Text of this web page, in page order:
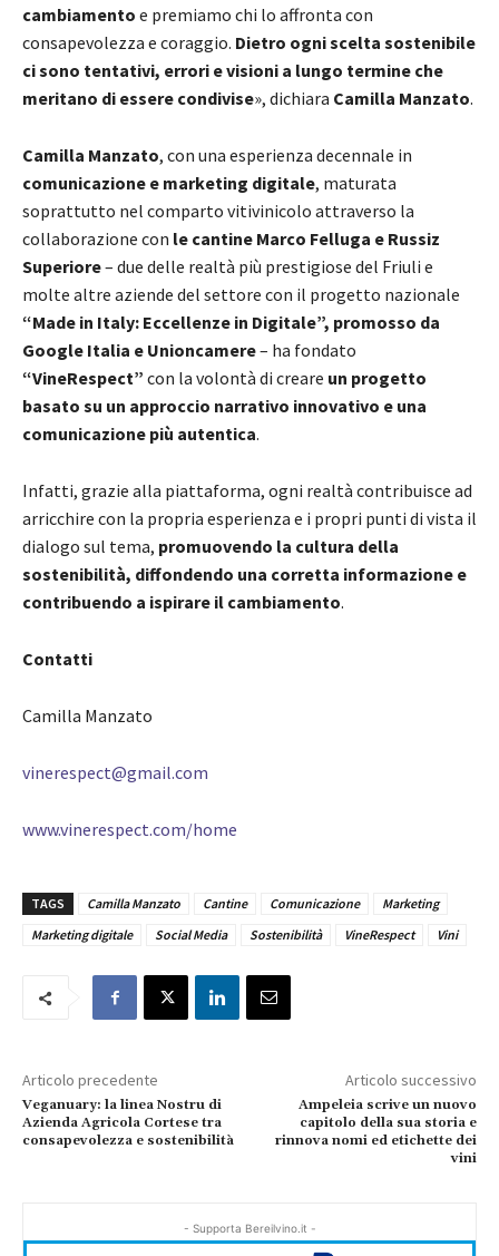
cambiamento e premiamo chi lo affronta con
consapevolezza e coraggio. Dietro ogni scelta sostenibile
ci sono tentativi, errori e visioni a lungo termine che
meritano di essere condivise», dichiara Camilla Manzato.
Camilla Manzato, con una esperienza decennale in
comunicazione e marketing digitale, maturata
soprattutto nel comparto vitivinicolo attraverso la
collaborazione con le cantine Marco Felluga e Russiz
Superiore– due delle realtà più prestigiose del Friuli e
molte altre aziende del settore con il progetto nazionale
“Made in Italy: Eccellenze in Digitale”, promosso da
Google Italia e Unioncamere– ha fondato
“VineRespect” con la volontà di creare un progetto
basato su un approccio narrativo innovativo e una
comunicazione più autentica.
Infatti, grazie alla piattaforma, ogni realtà contribuisce ad
arricchire con la propria esperienza e i propri punti di vista il
dialogo sul tema, promuovendo la cultura della
sostenibilità, diffondendo una corretta informazione e
contribuendo a ispirare il cambiamento.
Contatti
Camilla Manzato
vinerespect@gmail.com
www.vinerespect.com/home
TAGS Camilla Manzato Cantine Comunicazione
Marketing
Marketing digitale
Social Media Sostenibilità VineRespect Vini
Articolo precedente
Veganuary: la linea Nostru di
Azienda Agricola Cortese tra
consapevolezza e sostenibilità
Articolo successivo
Ampeleia scrive un nuovo
capitolo della sua storia e
rinnova nomi ed etichette dei
vini
- Supporta Bereilvino.it -